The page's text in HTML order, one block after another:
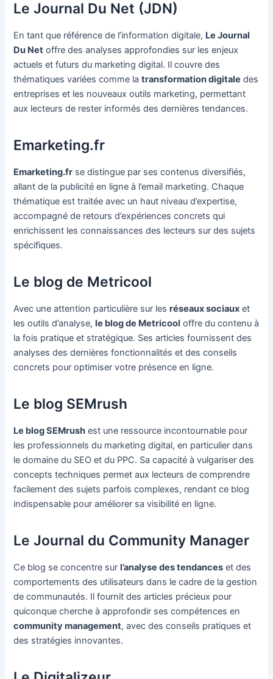
Le Journal Du Net (JDN)
En tant que référence de l’information digitale, Le Journal
Du Net offre des analyses approfondies sur les enjeux
actuels et futurs du marketing digital. Il couvre des
thématiques variées comme latransformation digitale des
entreprises et les nouveaux outils marketing, permettant
aux lecteurs de rester informés des dernières tendances.
Emarketing.fr
Emarketing.fr se distingue par ses contenus diversifiés,
allant de la publicité en ligne à l’email marketing. Chaque
thématique est traitée avec un haut niveau d’expertise,
accompagné de retours d’expériences concrets qui
enrichissent les connaissances des lecteurs sur des sujets
spécifiques.
Le blog de Metricool
Avec une attention particulière sur lesréseaux sociaux et
les outils d’analyse,le blog de Metricool offre du contenu à
la fois pratique et stratégique. Ses articles fournissent des
analyses des dernières fonctionnalités et des conseils
concrets pour optimiser votre présence en ligne.
Le blog SEMrush
Le blog SEMrush est une ressource incontournable pour
les professionnels du marketing digital, en particulier dans
le domaine du SEO et du PPC. Sa capacité à vulgariser des
concepts techniques permet aux lecteurs de comprendre
facilement des sujets parfois complexes, rendant ce blog
indispensable pour améliorer sa visibilité en ligne.
Le Journal du Community Manager
Ce blog se concentre surl’analyse des tendances et des
comportements des utilisateurs dans le cadre de la gestion
de communautés. Il fournit des articles précieux pour
quiconque cherche à approfondir ses compétences en
community management, avec des conseils pratiques et
des stratégies innovantes.